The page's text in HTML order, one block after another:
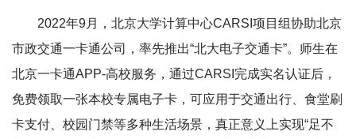
2022年9月，北京大学计算中心CARSI项目组协助北京
市政交通一卡通公司，率先推出“北大电子交通卡”。师生在
北京一卡通APP-高校服务，通过CARSI完成实名认证后，
免费领取一张本校专属电子卡，可应用于交通出行、食堂刷
卡支付、校园门禁等多种生活场景，真正意义上实现“足不